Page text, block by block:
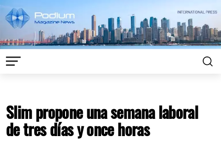
Slim propone una semana laboral
de tres días y once horas